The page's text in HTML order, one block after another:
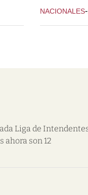
NACIONALES-
Liga de
ahora son 12